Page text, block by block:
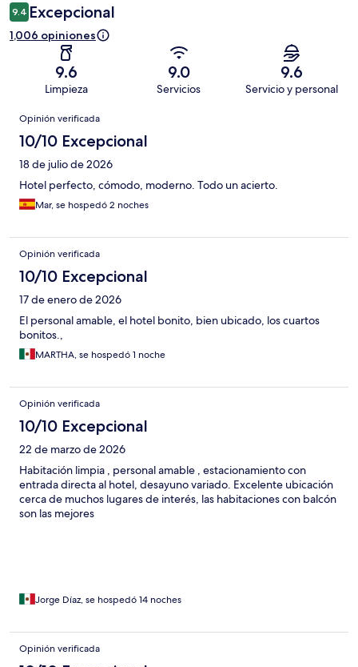
9.4 Excepcional
1,006 opiniones
9.6
Limpieza
9.0
Servicios
9.6
Servicio y personal
Opiniones
Opinión verificada
10/10 Excepcional
18 de julio de 2026
Hotel perfecto, cómodo, moderno. Todo un acierto.
Mar, se hospedó 2 noches
Opinión verificada
10/10 Excepcional
17 de enero de 2026
El personal amable, el hotel bonito, bien ubicado, los cuartos
bonitos.,
MARTHA, se hospedó 1 noche
Opinión verificada
10/10 Excepcional
22 de marzo de 2026
Habitación limpia , personal amable , estacionamiento con
entrada directa al hotel, desayuno variado. Excelente ubicación
cerca de muchos lugares de interés, las habitaciones con balcón
son las mejores
Jorge Díaz, se hospedó 14 noches
Opinión verificada